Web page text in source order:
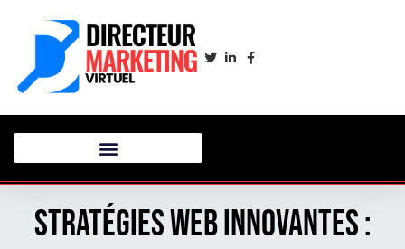
Stratégies web innovantes :